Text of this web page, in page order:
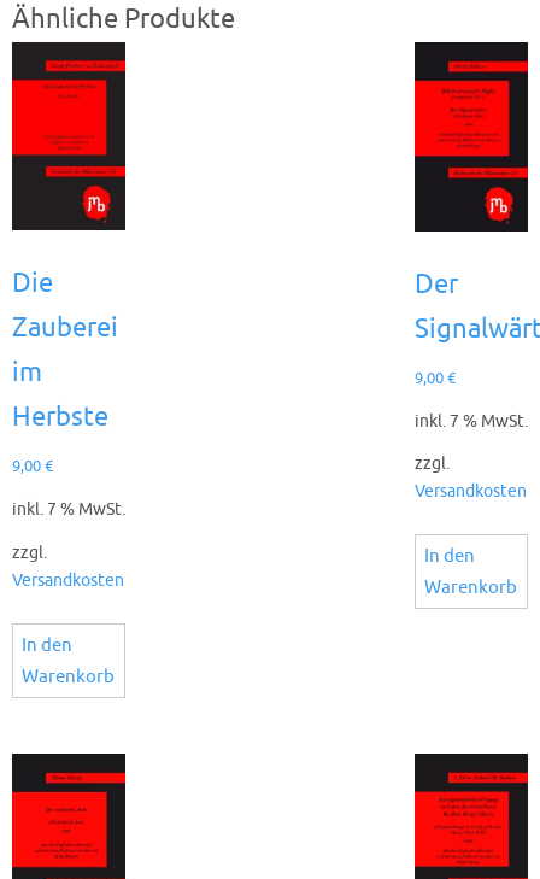
Ähnliche Produkte
Die
Zauberei
im
Herbste
9,00€
inkl. 7 % MwSt.
zzgl.
Versandkosten
In den
Warenkorb
Der
9,00€
inkl. 7 % MwSt.
zzgl.
Versandkosten
In den
Warenkorb